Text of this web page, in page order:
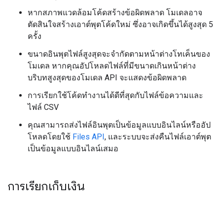
หากสภาพแวดล้อมโค้ดสร้างข้อผิดพลาด โมเดลอาจ
ตัดสินใจสร้างเอาต์พุตโค้ดใหม่ ซึ่งอาจเกิดขึ้นได้สูงสุด 5
ครั้ง
ขนาดอินพุตไฟล์สูงสุดจะจำกัดตามหน้าต่างโทเค็นของ
โมเดล หากคุณอัปโหลดไฟล์ที่มีขนาดเกินหน้าต่าง
บริบทสูงสุดของโมเดล API จะแสดงข้อผิดพลาด
การเรียกใช้โค้ดทำงานได้ดีที่สุดกับไฟล์ข้อความและ
ไฟล์ CSV
คุณสามารถส่งไฟล์อินพุตเป็นข้อมูลแบบอินไลน์หรืออัป
โหลดโดยใช้ Files API, และระบบจะส่งคืนไฟล์เอาต์พุต
เป็นข้อมูลแบบอินไลน์เสมอ
การเรียกเก็บเงิน